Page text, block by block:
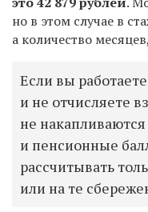
но в этом случае в
а количество
Если вы
и не отчисляете
не
и пенсионные
рассчитывать
или на те